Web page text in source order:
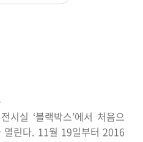
시실 ‘블랙박스’에서 처음으
열린다. 11월 19일부터 2016